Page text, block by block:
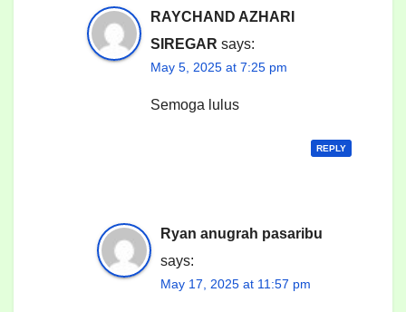
RAYCHAND AZHARI
SIREGAR says:
May 5, 2025 at 7:25 pm
Semoga lulus
REPLY
Ryan anugrah pasaribu
says:
May 17, 2025 at 11:57 pm